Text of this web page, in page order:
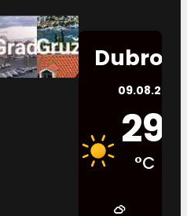
09.08.2026.
29
°C